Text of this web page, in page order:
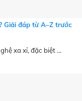
Giải đáp từ A–Z trước
xa xỉ, đặc biệt ...